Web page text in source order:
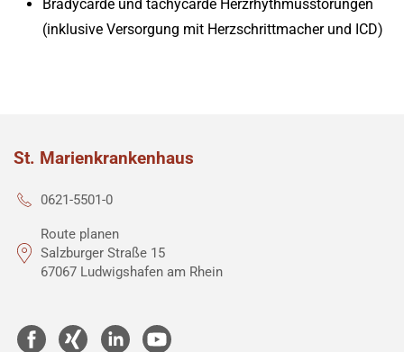
Bradycarde und tachycarde Herzrhythmusstörungen
(inklusive Versorgung mit Herzschrittmacher und ICD)
St. Marienkrankenhaus
0621-5501-0
Route planen
Salzburger Straße 15
67067 Ludwigshafen am Rhein